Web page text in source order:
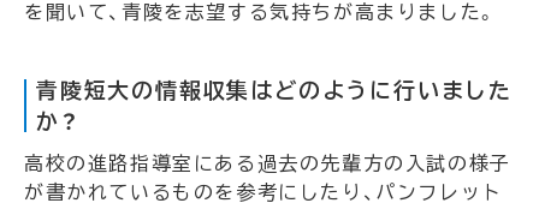
を聞いて、青陵を志望する気持ちが高まりました。
青陵短大の情報収集はどのように行いました
か？
高校の進路指導室にある過去の先輩方の入試の様子
が書かれているものを参考にしたり、パンフレット